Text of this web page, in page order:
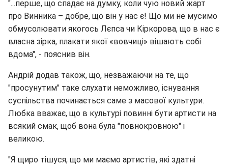
"...перше, що спадає на думку, коли чую новий жарт
про Винника – добре, що він у нас є! Що ми не мусимо
обмусолювати якогось Лєпса чи Кіркорова, що в нас є
власна зірка, плакати якої «вовчиці» вішають собі
вдома", - пояснив він.
Андрій додав також, що, незважаючи на те, що
"просунутим" таке слухати неможливо, існування
суспільства починається саме з масової культури.
Любка вважає, що в культурі повинні бути артисти на
всякий смак, щоб вона була "повнокровною" і
великою.
"Я щиро тішуся, що ми маємо артистів, які здатні